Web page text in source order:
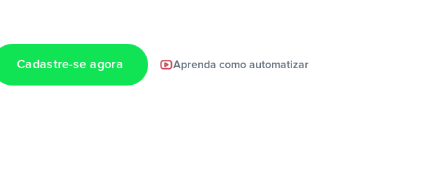
notificação ser
Cadastre-se agora Aprenda como automatizar